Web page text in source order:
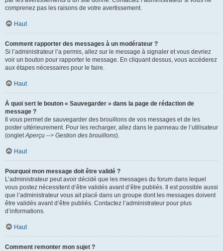
comprenez pas les raisons de votre avertissement.
Haut
Comment rapporter des messages à un modérateur ?
Si l’administrateur l’a permis, allez sur le message à signaler et vous devriez
voir un bouton pour rapporter le message. En cliquant dessus, vous accéderez
aux étapes nécessaires pour le faire.
Haut
À quoi sert le bouton « Sauvegarder » dans la page de rédaction de
message ?
Il vous permet de sauvegarder des brouillons de vos messages et de les
poster ultérieurement. Pour les recharger, allez dans le panneau de l’utilisateur
(ongletAperçu --> Gestion des brouillons).
Haut
Pourquoi mon message doit être validé ?
L’administrateur peut avoir décidé que les messages du forum dans lequel
vous postez nécessitent d’être validés avant d’être publiés. Il est possible aussi
que l’administrateur vous ait placé dans un groupe dont les messages doivent
être validés avant d’être publiés. Contactez l’administrateur pour plus
d’informations.
Haut
Comment remonter mon sujet ?